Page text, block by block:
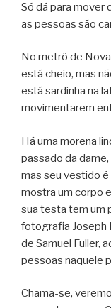
Só dá para mover
as pessoas são
No metrô de
está cheio, mas
está sardinha na
movimentarem
Há uma morena
passado da dame,
mas seu vestido é
mostra um corpo
sua testa tem um
fotografia Joseph
de Samuel Fuller,
pessoas naquele
Chama-se,